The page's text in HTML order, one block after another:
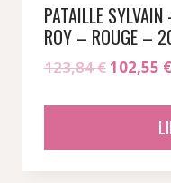
PATAILLE
ROY – ROUGE –
123,84€Le
102,55 €